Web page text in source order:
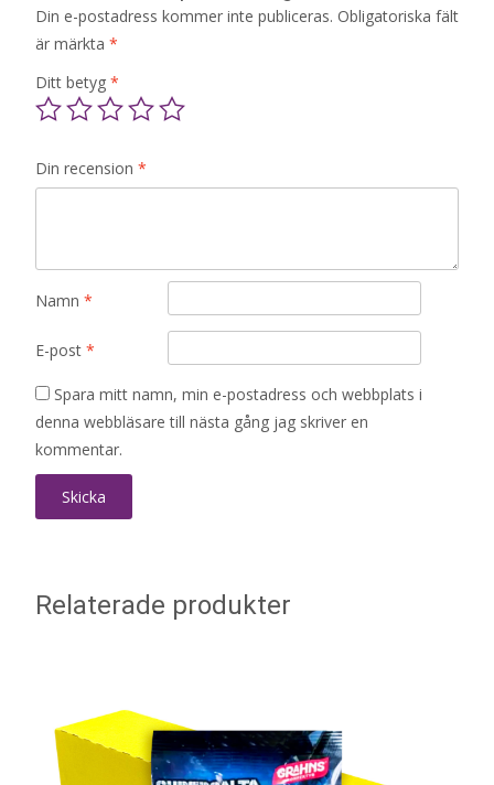
Din e-postadress kommer inte publiceras. Obligatoriska fält
är märkta *
Ditt betyg *
Din recension *
Namn *
E-post *
Spara mitt namn, min e-postadress och webbplats i
denna webbläsare till nästa gång jag skriver en
kommentar.
Relaterade produkter